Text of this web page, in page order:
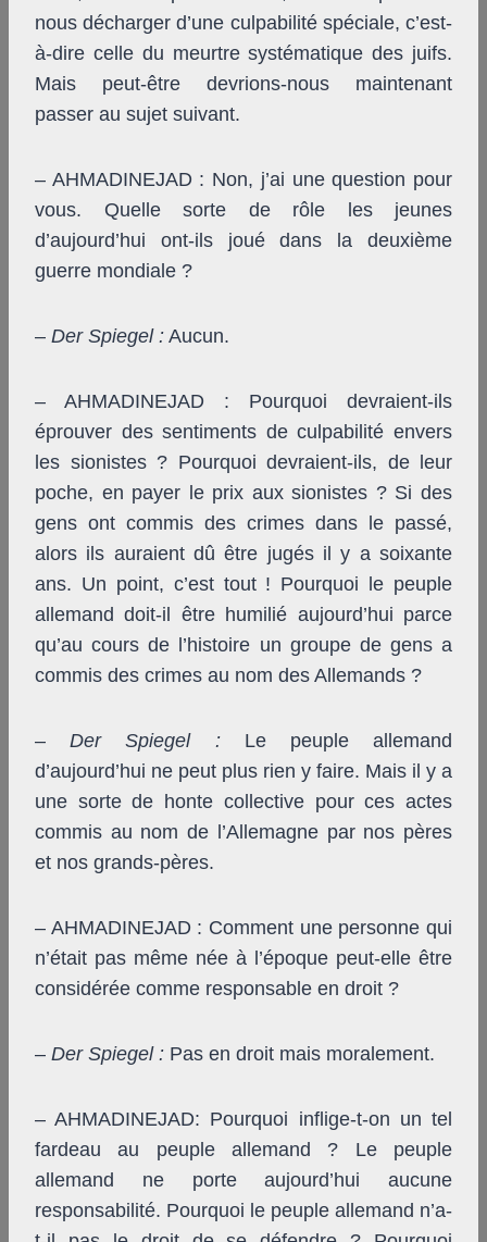
nous décharger d’une culpabilité spéciale, c’est-
à-dire celle du meurtre systématique des juifs.
Mais peut-être devrions-nous maintenant
passer au sujet suivant.
– AHMADINEJAD : Non, j’ai une question pour
vous. Quelle sorte de rôle les jeunes
d’aujourd’hui ont-ils joué dans la deuxième
guerre mondiale ?
– Der Spiegel : Aucun.
– AHMADINEJAD : Pourquoi devraient-ils
éprouver des sentiments de culpabilité envers
les sionistes ? Pourquoi devraient-ils, de leur
poche, en payer le prix aux sionistes ? Si des
gens ont commis des crimes dans le passé,
alors ils auraient dû être jugés il y a soixante
ans. Un point, c’est tout ! Pourquoi le peuple
allemand doit-il être humilié aujourd’hui parce
qu’au cours de l’histoire un groupe de gens a
commis des crimes au nom des Allemands ?
–Der Spiegel :Le peuple allemand
d’aujourd’hui ne peut plus rien y faire. Mais il y a
une sorte de honte collective pour ces actes
commis au nom de l’Allemagne par nos pères
et nos grands-pères.
– AHMADINEJAD : Comment une personne qui
n’était pas même née à l’époque peut-elle être
considérée comme responsable en droit ?
– Der Spiegel : Pas en droit mais moralement.
– AHMADINEJAD: Pourquoi inflige-t-on un tel
fardeau au peuple allemand ? Le peuple
allemand ne porte aujourd’hui aucune
responsabilité. Pourquoi le peuple allemand n’a-